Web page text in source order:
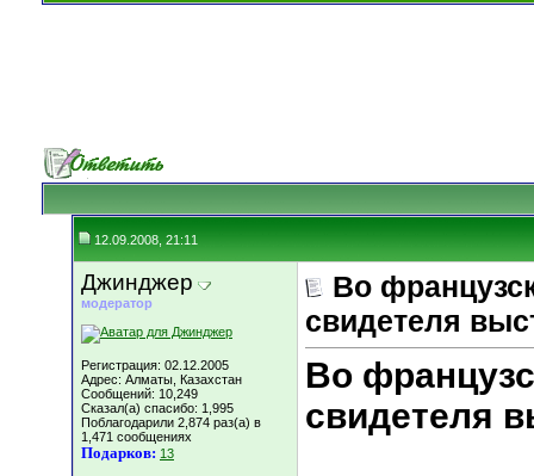
12.09.2008, 21:11
Джинджер
модератор
Регистрация: 02.12.2005
Адрес: Алматы, Казахстан
Сообщений: 10,249
Сказал(а) спасибо: 1,995
Поблагодарили 2,874 раз(а) в
1,471 сообщениях
Подарков: 13
Во
свидетеля
Во
свидетеля